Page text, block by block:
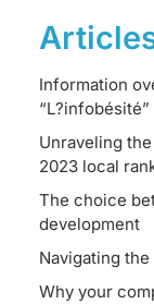
Information
“L?infobésité”
Unraveling
2023 local
The choice
development
Navigating
Why your